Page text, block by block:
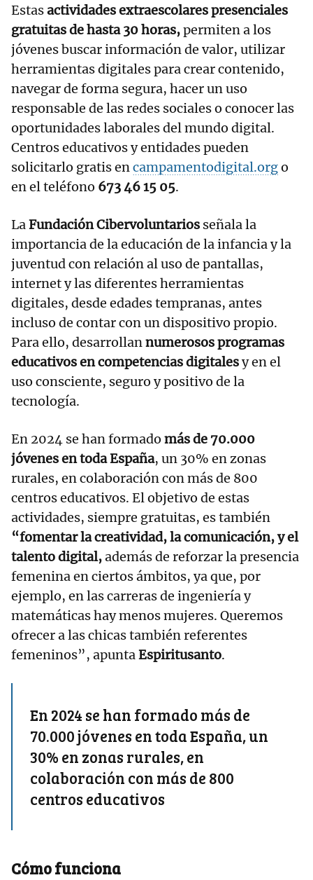
Estasactividades extraescolares presenciales
gratuitas de hasta 30 horas,permiten a los
jóvenes buscar información de valor, utilizar
herramientas digitales para crear contenido,
navegar de forma segura, hacer un uso
responsable de las redes sociales o conocer las
oportunidades laborales del mundo digital.
Centros educativos y entidades pueden
solicitarlo gratis encampamentodigital.orgo
en el teléfono 673 46 15 05.
LaFundación Cibervoluntarios señala la
importancia de la educación de la infancia y la
juventud con relación al uso de pantallas,
internet y las diferentes herramientas
digitales, desde edades tempranas, antes
incluso de contar con un dispositivo propio.
Para ello, desarrollannumerosos programas
educativos en competencias digitalesy en el
uso consciente, seguro y positivo de la
tecnología.
En 2024 se han formado más de 70.000
jóvenes en toda España, un 30% en zonas
rurales, en colaboración con más de 800
centros educativos. El objetivo de estas
actividades, siempre gratuitas, es también
“fomentar la creatividad, la comunicación, y el
talento digital,además de reforzar la presencia
femenina en ciertos ámbitos, ya que, por
ejemplo, en las carreras de ingeniería y
matemáticas hay menos mujeres. Queremos
ofrecer a las chicas también referentes
femeninos”, apuntaEspiritusanto.
En 2024 se han formado más de
70.000 jóvenes en toda España, un
30% en zonas rurales, en
colaboración con más de 800
centros educativos
Cómo funciona